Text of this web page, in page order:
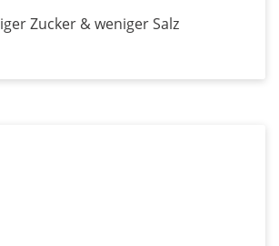
Zucker & weniger Salz